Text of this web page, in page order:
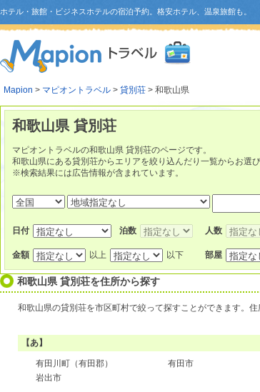
ホテル・旅館・ビジネスホテルの宿泊予約。格安ホテル、温泉旅館も。
Mapion > マピオントラベル > 貸別荘 > 和歌山県
和歌山県 貸別荘
マピオントラベルの和歌山県 貸別荘のページです。
和歌山県にある貸別荘からエリアを絞り込んだり一覧からお選び
※検索結果には広告情報が含まれています。
日付 泊数 人数
金額 以上 以下 部屋
和歌山県 貸別荘を住所から探す
和歌山県の貸別荘を市区町村で絞って探すことができます。
【あ】
有田川町（有田郡） 有田市
岩出市